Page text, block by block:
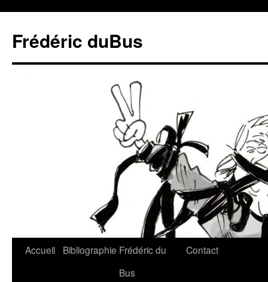
Frédéric duBus
Accueil Bibliographie Frédéric du
Bus
Contact